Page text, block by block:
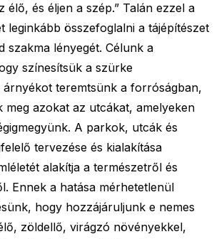
élő, és éljen a szép.” Talán ezzel a
leginkább összefoglalni a tájépítészet
szakma lényegét. Célunk a
színesítsük a szürke
teremtsünk a forróságban,
meg azokat az utcákat, amelyeken
A parkok, utcák és
tervezése és kialakítása
alakítja a természetről és
Ennek a hatása mérhetetlenül
hogy hozzájáruljunk e nemes
zöldellő, virágzó növényekkel,